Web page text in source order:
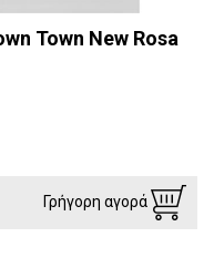
Town New Rosa
Γρήγορη αγορά